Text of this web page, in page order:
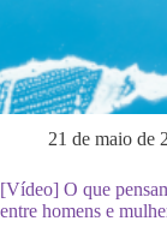
21 de maio de
[Vídeo] O que
entre homens e